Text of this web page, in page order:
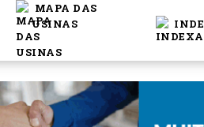
MAPA DAS
USINAS